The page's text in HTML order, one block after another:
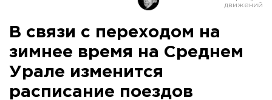
В связи с переходом на
зимнее время на Среднем
Урале изменится
расписание поездов